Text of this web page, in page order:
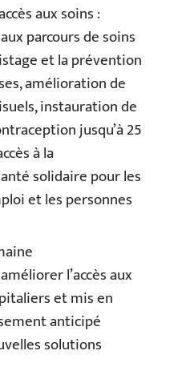
aux soins :
parcours de soins
et la prévention
amélioration de
instauration de
jusqu’à 25
à la
solidaire pour les
et les personnes
l’accès aux
et mis en
anticipé
solutions